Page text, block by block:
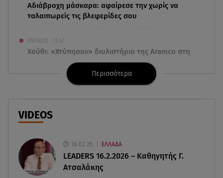
Αδιάβροχη μάσκαρα: αφαίρεσε την χωρίς να
ταλαιπωρείς τις βλεφερίδες σου
09.08.26 , 13:47
Χούθι: «Χτύπησαν» διυλιστήριο της Aramco στη
Σαουδική Αραβία
Μήλος: Ελικόπτερο προσγειώθηκε στο
Μαντόνα για Γουίλιαμ Όρμπιτ: «Η μουσική σου
μου έδωσε ένα μαγικό χαλί»
Περισσότερα
VIDEOS
16.02.26 ΕΛΛΑΔΑ
LEADERS 16.2.2026 – Καθηγητής Γ.
Ατσαλάκης